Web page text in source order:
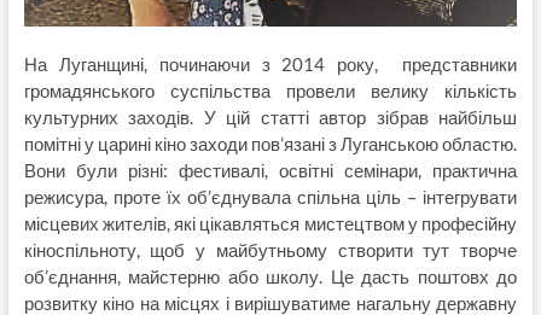
На Луганщині, починаючи з 2014 року, представники
громадянського суспільства провели велику кількість
культурних заходів. У цій статті автор зібрав найбільш
помітні у царині кіно заходи пов’язані з Луганською областю.
Вони були різні: фестивалі, освітні семінари, практична
режисура, проте їх об’єднувала спільна ціль – інтегрувати
місцевих жителів, які цікавляться мистецтвом у професійну
кіноспільноту, щоб у майбутньому створити тут творче
об’єднання, майстерню або школу. Це дасть поштовх до
розвитку кіно на місцях і вирішуватиме нагальну державну